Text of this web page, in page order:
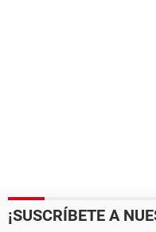
¡SUSCRÍBETE A